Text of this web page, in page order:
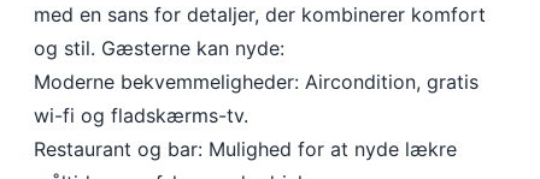
med en sans for detaljer, der kombinerer komfort
og stil. Gæsterne kan nyde:
Moderne bekvemmeligheder: Aircondition, gratis
wi-fi og fladskærms-tv.
Restaurant og bar: Mulighed for at nyde lækre